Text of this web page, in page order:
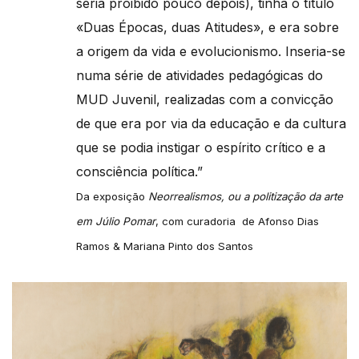
«Duas Épocas, duas Atitudes», e era sobre
a origem da vida e evolucionismo. Inseria-se
numa série de atividades pedagógicas do
MUD Juvenil, realizadas com a convicção
de que era por via da educação e da cultura
que se podia instigar o espírito crítico e a
consciência política.”
Da exposição Neorrealismos, ou a politização da arte
em Júlio Pomar, com curadoria de Afonso Dias
Ramos & Mariana Pinto dos Santos